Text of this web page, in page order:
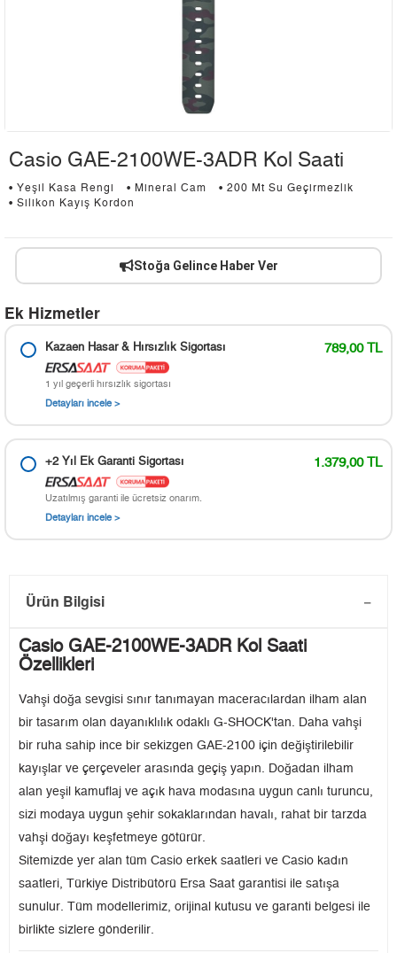
Casio GAE-2100WE-3ADR Kol Saati
• Yeşil Kasa Rengi • Mineral Cam
• 200 Mt Su Geçirmezlik
• Silikon Kayış Kordon
Stoğa Gelince Haber Ver
Ek Hizmetler
Kazaen Hasar & Hırsızlık Sigortası 789,00 TL
1 yıl geçerli hırsızlık sigortası
Detayları incele >
+2 Yıl Ek Garanti Sigortası 1.379,00 TL
Uzatılmış garanti ile ücretsiz onarım.
Detayları incele >
Ürün Bilgisi
Casio GAE-2100WE-3ADR Kol Saati
Özellikleri
Vahşi doğa sevgisi sınır tanımayan maceracılardan ilham alan
bir tasarım olan dayanıklılık odaklı G-SHOCK'tan. Daha vahşi
bir ruha sahip ince bir sekizgen GAE-2100 için değiştirilebilir
kayışlar ve çerçeveler arasında geçiş yapın. Doğadan ilham
alan yeşil kamuflaj ve açık hava modasına uygun canlı turuncu,
sizi modaya uygun şehir sokaklarından havalı, rahat bir tarzda
vahşi doğayı keşfetmeye götürür.
Sitemizde yer alan tüm Casio erkek saatleri ve Casio kadın
saatleri, Türkiye Distribütörü Ersa Saat garantisi ile satışa
sunulur. Tüm modellerimiz, orijinal kutusu ve garanti belgesi ile
birlikte sizlere gönderilir.